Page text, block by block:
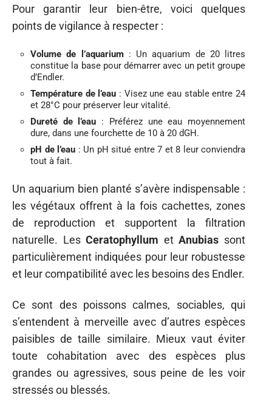
Pour garantir leur bien-être, voici quelques
points de vigilance à respecter :
Volume de l’aquarium: Un aquarium de 20 litres
constitue la base pour démarrer avec un petit groupe
d’Endler.
Température de l’eau : Visez une eau stable entre 24
et 28°C pour préserver leur vitalité.
Dureté de l’eau : Préférez une eau moyennement
dure, dans une fourchette de 10 à 20 dGH.
pH de l’eau : Un pH situé entre 7 et 8 leur conviendra
tout à fait.
Un aquarium bien planté s’avère indispensable :
les végétaux offrent à la fois cachettes, zones
de reproduction et supportent la filtration
naturelle. LesCeratophyllum etAnubias sont
particulièrement indiquées pour leur robustesse
et leur compatibilité avec les besoins des Endler.
Ce sont des poissons calmes, sociables, qui
s’entendent à merveille avec d’autres espèces
paisibles de taille similaire. Mieux vaut éviter
toute cohabitation avec des espèces plus
grandes ou agressives, sous peine de les voir
stressés ou blessés.